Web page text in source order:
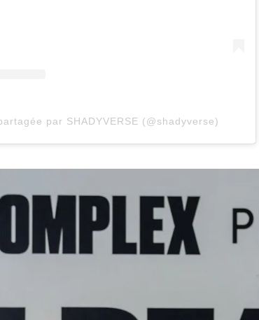
par SHADYVERSE (@shadyverse)